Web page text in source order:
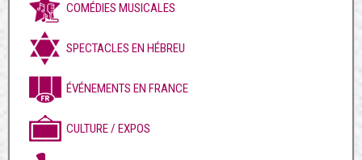
COMÉDIES MUSICALES
SPECTACLES EN HÉBREU
ÉVÉNEMENTS EN FRANCE
CULTURE / EXPOS